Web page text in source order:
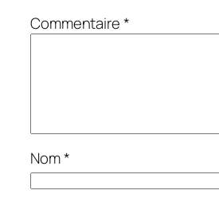
Commentaire*
Nom*